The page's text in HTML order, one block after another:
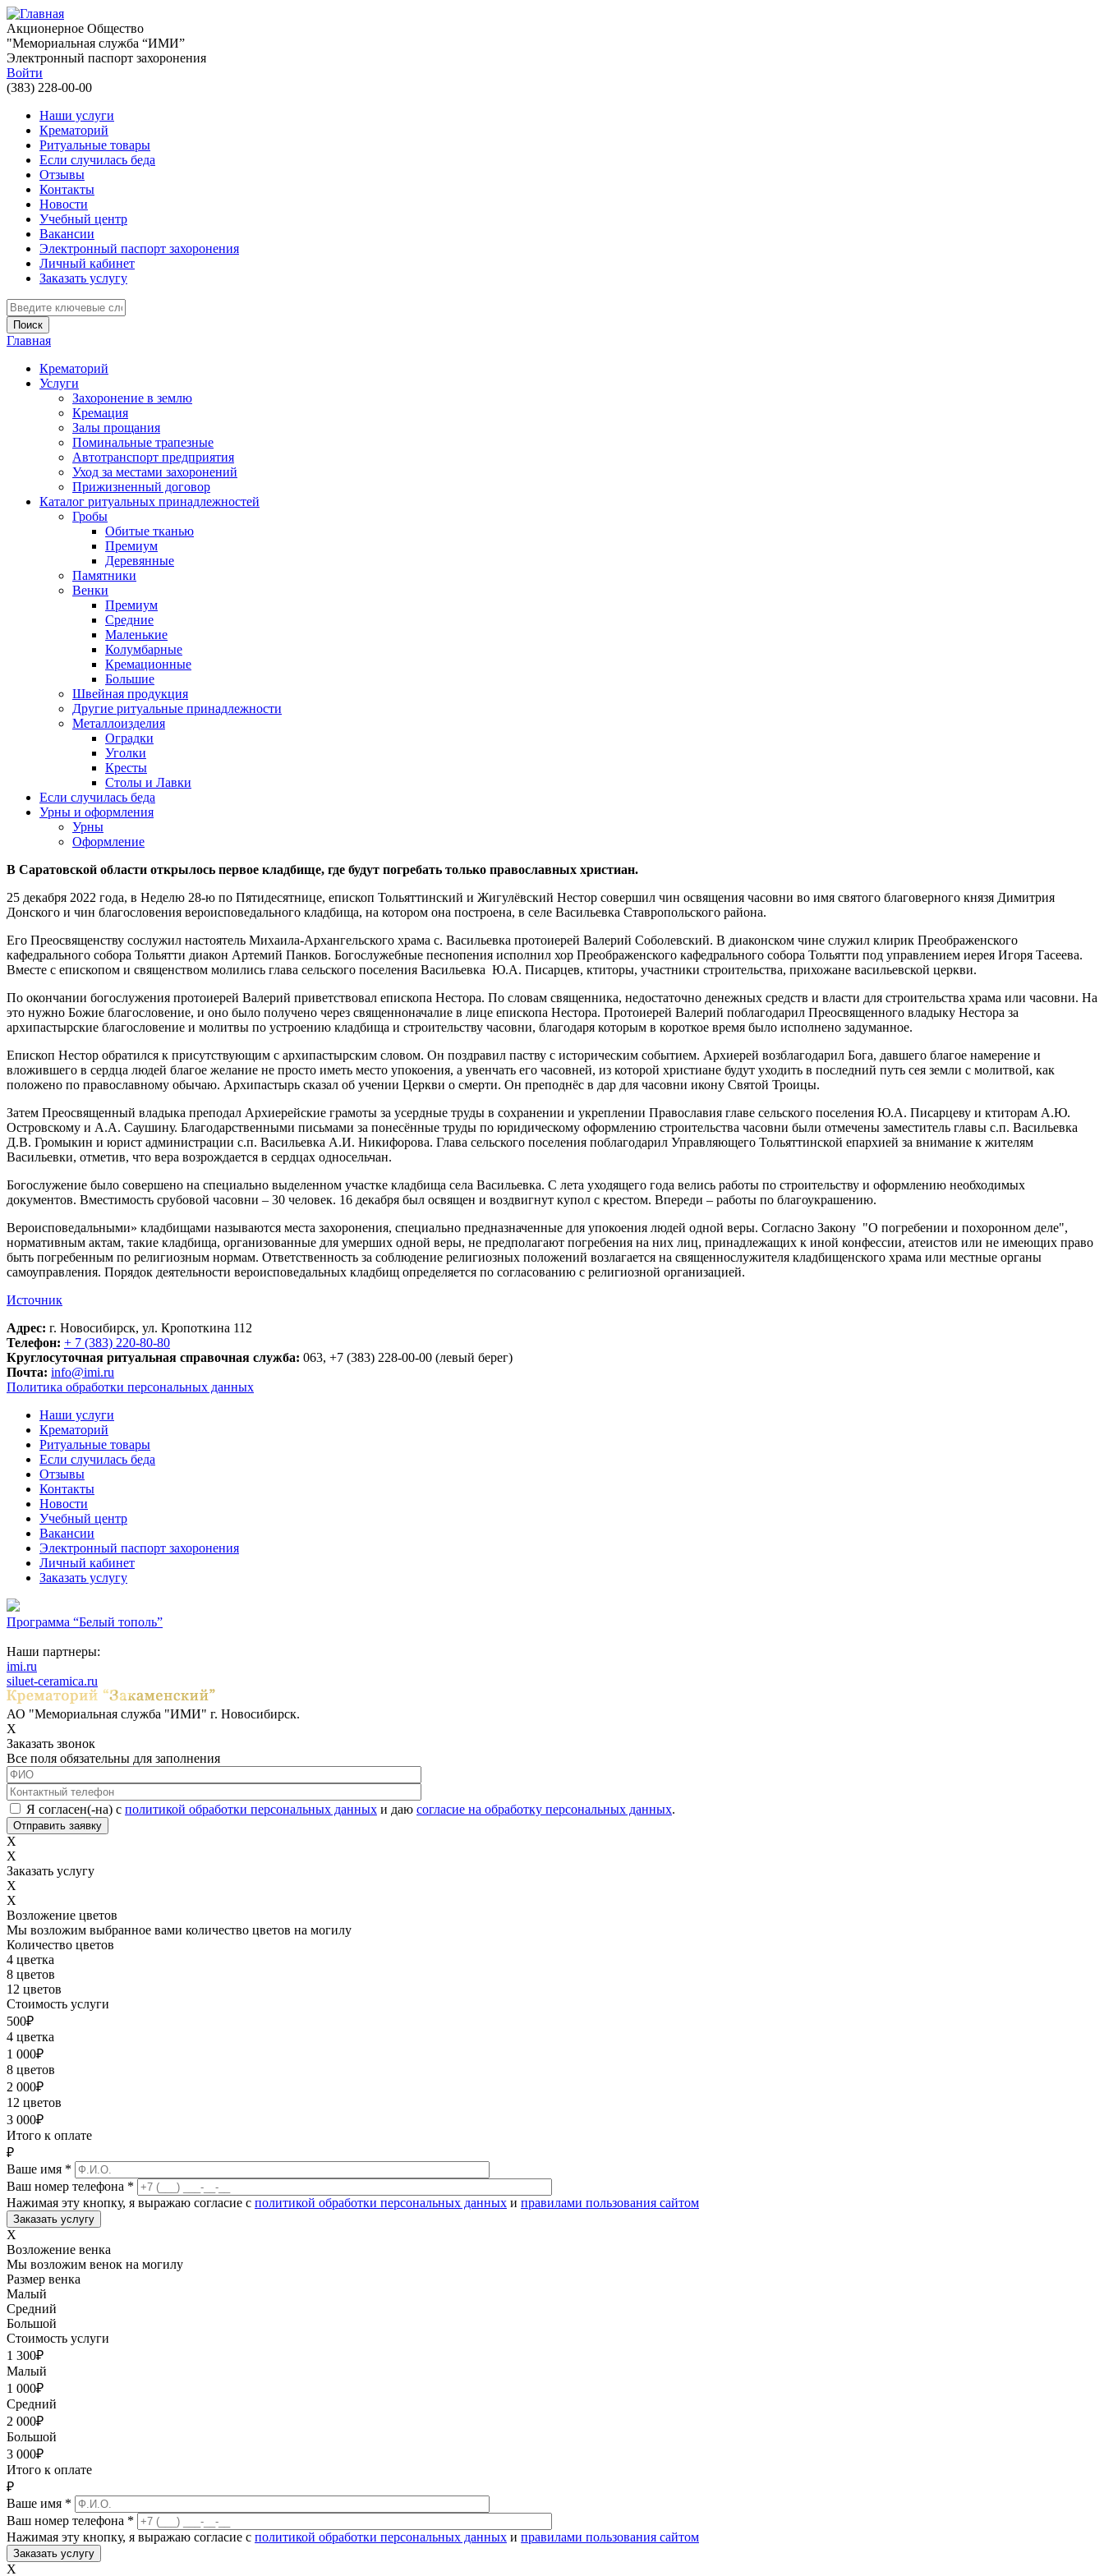
Перейти к основному содержанию
Акционерное Общество
"Мемориальная служба “ИМИ”
Электронный паспорт захоронения
Войти
(383) 228-00-00
Наши услуги
Крематорий
Ритуальные товары
Если случилась беда
Отзывы
Контакты
Новости
Учебный центр
Вакансии
Электронный паспорт захоронения
Личный кабинет
Заказать услугу
Введите ключевые слова для поиска
Вы здесь
Главная
Крематорий
Услуги
Захоронение в землю
Кремация
Залы прощания
Поминальные трапезные
Автотранспорт предприятия
Уход за местами захоронений
Прижизненный договор
Каталог ритуальных принадлежностей
Гробы
Обитые тканью
Премиум
Деревянные
Памятники
Венки
Премиум
Средние
Маленькие
Колумбарные
Кремационные
Большие
Швейная продукция
Другие ритуальные принадлежности
Металлоизделия
Оградки
Уголки
Кресты
Столы и Лавки
Если случилась беда
Урны и оформления
Урны
Оформление
В Саратовской области открылось первое кладбище, где будут погребать только православных христиан.
25 декабря 2022 года, в Неделю 28-ю по Пятидесятнице, епископ Тольяттинский и Жигулёвский Нестор совершил чин освящения часовни во имя святого благоверного князя Димитрия
Донского и чин благословения вероисповедального кладбища, на котором она построена, в селе Васильевка Ставропольского района.
Его Преосвященству сослужил настоятель Михаила-Архангельского храма с. Васильевка протоиерей Валерий Соболевский. В диаконском чине служил клирик Преображенского
кафедрального собора Тольятти диакон Артемий Панков. Богослужебные песнопения исполнил хор Преображенского кафедрального собора Тольятти под управлением иерея Игоря Тасеева.
Вместе с епископом и священством молились глава сельского поселения Васильевка Ю.А. Писарцев, ктиторы, участники строительства, прихожане васильевской церкви.
По окончании богослужения протоиерей Валерий приветствовал епископа Нестора. По словам священника, недостаточно денежных средств и власти для строительства храма или часовни. На
это нужно Божие благословение, и оно было получено через священноначалие в лице епископа Нестора. Протоиерей Валерий поблагодарил Преосвященного владыку Нестора за
архипастырские благословение и молитвы по устроению кладбища и строительству часовни, благодаря которым в короткое время было исполнено задуманное.
Епископ Нестор обратился к присутствующим с архипастырским словом. Он поздравил паству с историческим событием. Архиерей возблагодарил Бога, давшего благое намерение и
вложившего в сердца людей благое желание не просто иметь место упокоения, а увенчать его часовней, из которой христиане будут уходить в последний путь сея земли с молитвой, как
положено по православному обычаю. Архипастырь сказал об учении Церкви о смерти. Он преподнёс в дар для часовни икону Святой Троицы.
Затем Преосвященный владыка преподал Архиерейские грамоты за усердные труды в сохранении и укреплении Православия главе сельского поселения Ю.А. Писарцеву и ктиторам А.Ю.
Островскому и А.А. Саушину. Благодарственными письмами за понесённые труды по юридическому оформлению строительства часовни были отмечены заместитель главы с.п. Васильевка
Д.В. Громыкин и юрист администрации с.п. Васильевка А.И. Никифорова. Глава сельского поселения поблагодарил Управляющего Тольяттинской епархией за внимание к жителям
Васильевки, отметив, что вера возрождается в сердцах односельчан.
Богослужение было совершено на специально выделенном участке кладбища села Васильевка. С лета уходящего года велись работы по строительству и оформлению необходимых
документов. Вместимость срубовой часовни – 30 человек. 16 декабря был освящен и воздвигнут купол с крестом. Впереди – работы по благоукрашению.
Вероисповедальными» кладбищами называются места захоронения, специально предназначенные для упокоения людей одной веры. Согласно Закону "О погребении и похоронном деле",
нормативным актам, такие кладбища, организованные для умерших одной веры, не предполагают погребения на них лиц, принадлежащих к иной конфессии, атеистов или не имеющих право
быть погребенным по религиозным нормам. Ответственность за соблюдение религиозных положений возлагается на священнослужителя кладбищенского храма или местные органы
самоуправления. Порядок деятельности вероисповедальных кладбищ определяется по согласованию с религиозной организацией.
Источник
Адрес: г. Новосибирск, ул. Кропоткина 112
Телефон: + 7 (383) 220-80-80
Круглосуточная ритуальная справочная служба: 063, +7 (383) 228-00-00 (левый берег)
Почта: info@imi.ru
Политика обработки персональных данных
Наши услуги
Крематорий
Ритуальные товары
Если случилась беда
Отзывы
Контакты
Новости
Учебный центр
Вакансии
Электронный паспорт захоронения
Личный кабинет
Заказать услугу
Программа “Белый тополь”
Наши партнеры:
imi.ru
siluet-ceramica.ru
АО "Мемориальная служба "ИМИ" г. Новосибирск.
X
Заказать звонок
Все поля обязательны для заполнения
ФИО
Контактный телефон
Соглашение с обработкой данных*
Я согласен(-на) с политикой обработки персональных данных и даю согласие на обработку персональных данных.
X
X
Заказать услугу
X
X
Возложение цветов
Мы возложим выбранное вами количество цветов на могилу
Количество цветов
4 цветка
8 цветов
12 цветов
Стоимость услуги
500₽
4 цветка
1 000₽
8 цветов
2 000₽
12 цветов
3 000₽
Итого к оплате
₽
Ваше имя *
Ваш номер телефона *
Нажимая эту кнопку, я выражаю согласие с политикой обработки персональных данных и правилами пользования сайтом
X
Возложение венка
Мы возложим венок на могилу
Размер венка
Малый
Средний
Большой
Стоимость услуги
1 300₽
Малый
1 000₽
Средний
2 000₽
Большой
3 000₽
Итого к оплате
₽
Ваше имя *
Ваш номер телефона *
Нажимая эту кнопку, я выражаю согласие с политикой обработки персональных данных и правилами пользования сайтом
X